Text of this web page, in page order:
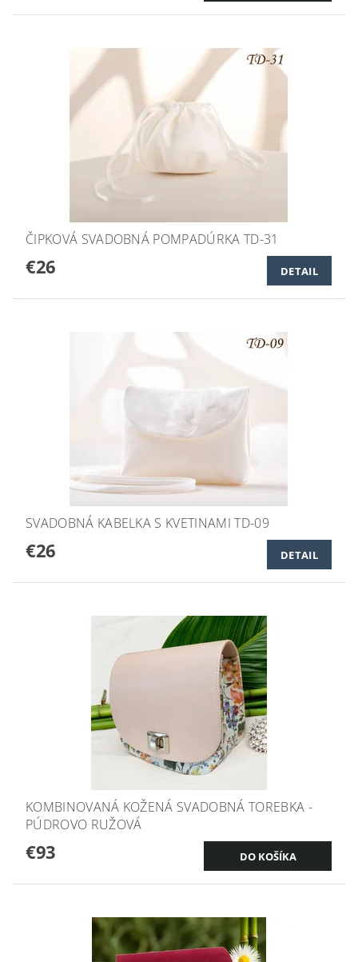
ČIPKOVÁ SVADOBNÁ POMPADÚRKA TD-31
€26 DETAIL
SVADOBNÁ KABELKA S KVETINAMI TD-09
€26 DETAIL
KOMBINOVANÁ KOŽENÁ SVADOBNÁ TOREBKA -
PÚDROVO RUŽOVÁ
€93